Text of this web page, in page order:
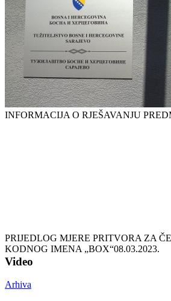
INFORMACIJA O RJEŠAVANJU
PRIJEDLOG MJERE PRITVORA ZA
KODNOG IMENA „BOX“08.03.2023.
Video
Arhiva